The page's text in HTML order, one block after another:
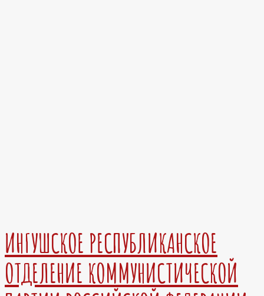
ИНГУШСКОЕ РЕСПУБЛИКАНСКОЕ
ОТДЕЛЕНИЕ КОММУНИСТИЧЕСКОЙ